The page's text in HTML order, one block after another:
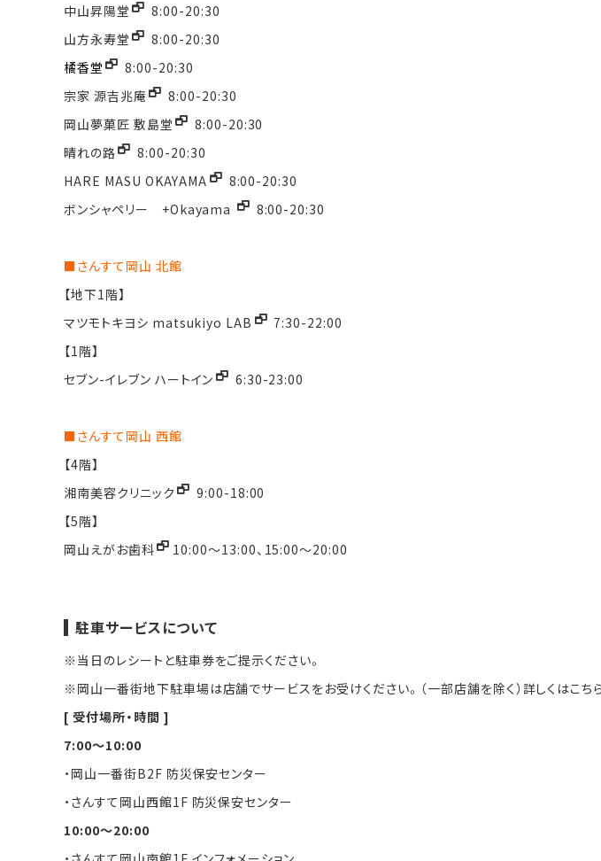
中山昇陽堂
8:00-20:30
山方永寿堂
8:00-20:30
橘香堂
8:00-20:30
宗家 源吉兆庵
8:00-20:30
岡山夢菓匠 敷島堂
8:00-20:30
晴れの路
8:00-20:30
HARE MASU OKAYAMA
8:00-20:30
ボンシャペリー +Okayama
8:00-20:30
■さんすて岡山 北館
【地下1階】
マツモトキヨシ matsukiyo LAB
7:30-22:00
【1階】
セブン-イレブン ハートイン
6:30-23:00
■さんすて岡山 西館
【4階】
湘南美容クリニック
9:00-18:00
【5階】
岡山えがお歯科
10:00～13:00、15:00～20:00
駐車サービスについて
※当日のレシートと駐車券をご提示ください。
※岡山一番街地下駐車場は店舗でサービスをお受けください。（一部店舗を除く）詳しくはこち
[ 受付場所・時間 ]
7:00～10:00
・岡山一番街B2F 防災保安センター
・さんすて岡山西館1F 防災保安センター
10:00～20:00